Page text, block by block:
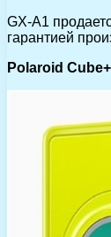
GX-A1
гарантией
Polaroid Cube+